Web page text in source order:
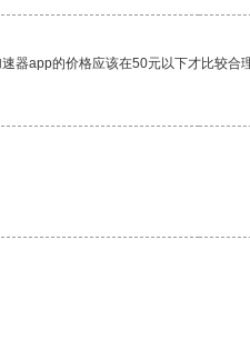
器app的价格应该在50元以下才比较合理